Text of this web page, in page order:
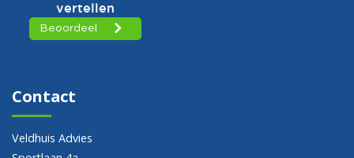
Contact
Veldhuis Advies